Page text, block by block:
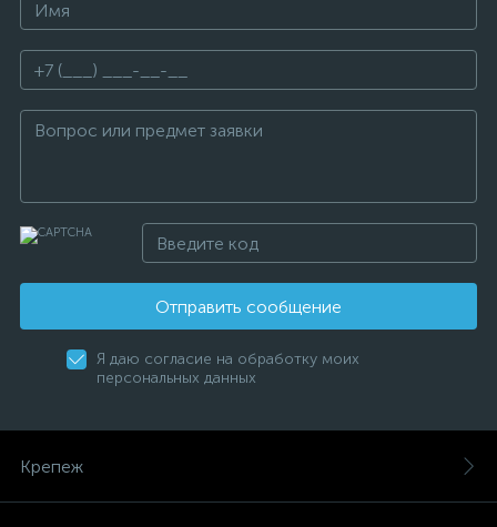
Отправить сообщение
Я даю согласие на обработку моих
персональных данных
Крепеж